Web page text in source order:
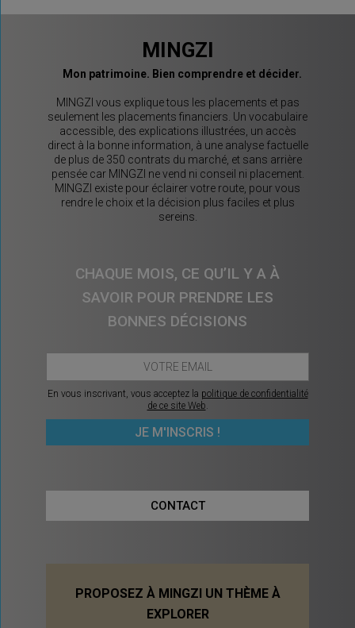
MINGZI
Mon patrimoine. Bien comprendre et décider.
MINGZI vous explique tous les placements et pas
seulement les placements financiers. Un vocabulaire
accessible, des explications illustrées, un accès
direct à la bonne information, à une analyse factuelle
de plus de 350 contrats du marché, et sans arrière
pensée car MINGZI ne vend ni conseil ni placement.
MINGZI existe pour éclairer votre route, pour vous
rendre le choix et la décision plus faciles et plus
sereins.
CHAQUE MOIS, CE QU’IL Y A À
SAVOIR POUR PRENDRE LES
BONNES DÉCISIONS
En vous inscrivant, vous acceptez la politique de confidentialité
de ce site Web.
CONTACT
PROPOSEZ À MINGZI UN THÈME À
EXPLORER